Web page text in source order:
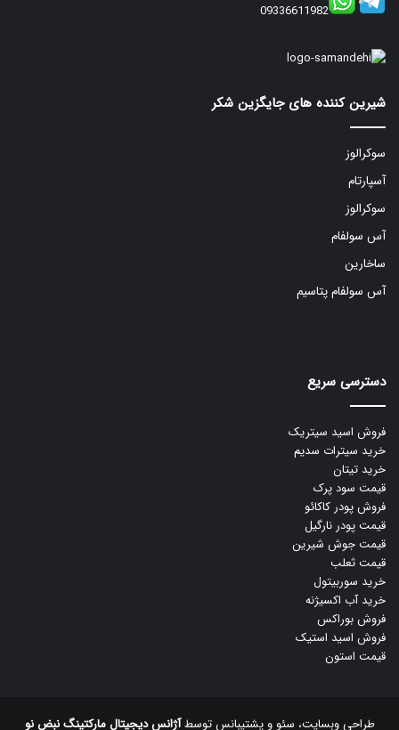
09336611982
شیرین کننده های جایگزین شکر
سوکرالوز
آسپارتام
سوکرالوز
آس سولفام
ساخارین
آس سولفام پتاسیم
دسترسی سریع
فروش اسید سیتریک
خرید سیترات سدیم
خرید تیتان
قیمت سود پرک
فروش پودر کاکائو
قیمت پودر نارگیل
قیمت جوش شیرین
قیمت ثعلب
خرید سوربیتول
خرید آب اکسیژنه
فروش بوراکس
فروش اسید استیک
قیمت استون
طراحی وبسایت، سئو و پشتیبانس توسطآژانس دیجیتال مارکتینگ نبض نو